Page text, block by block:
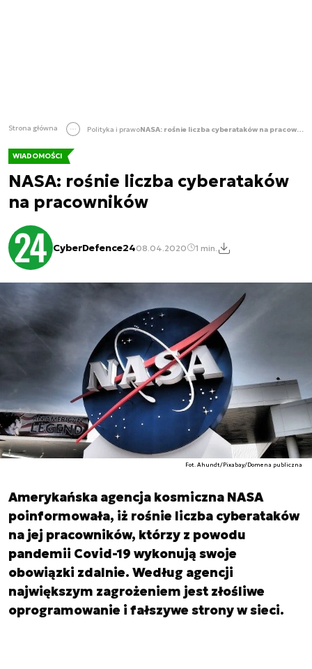
Strona główna Polityka i prawo NASA: rośnie liczba cyberataków na pracowników
WIADOMOŚCI
NASA: rośnie liczba cyberataków
na pracowników
CyberDefence2408.04.2020 1 min.
Fot. Ahundt/Pixabay/Domena publiczna
Amerykańska agencja kosmiczna NASA
poinformowała, iż rośnie liczba cyberataków
na jej pracowników, którzy z powodu
pandemii Covid-19 wykonują swoje
obowiązki zdalnie. Według agencji
największym zagrożeniem jest złośliwe
oprogramowanie i fałszywe strony w sieci.